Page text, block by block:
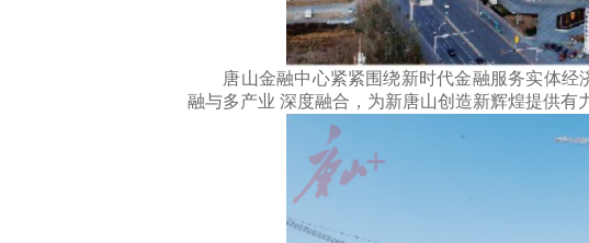
唐山金融中心紧紧围绕新时代金融服务实体经
融与多产业 深度融合，为新唐山创造新辉煌提供有